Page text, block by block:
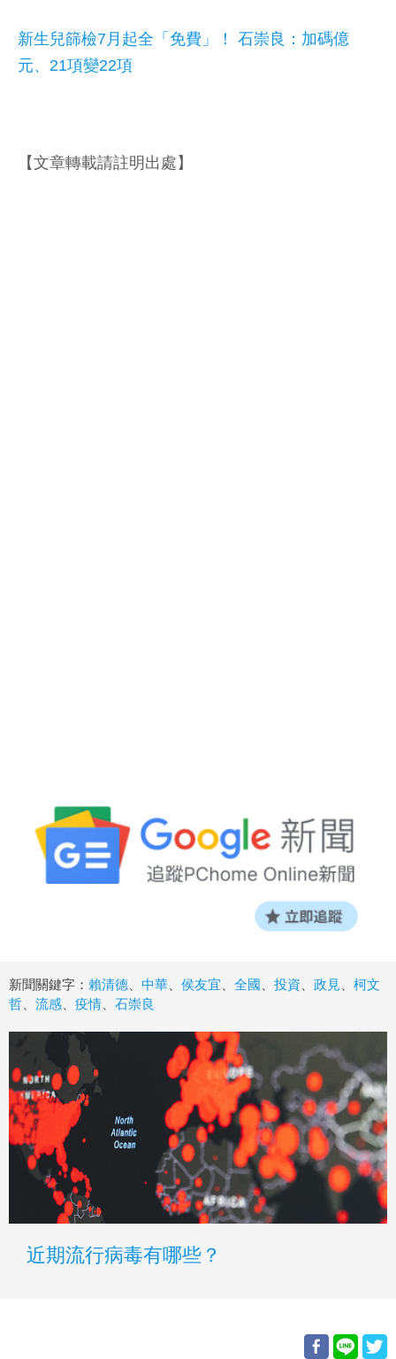
新生兒篩檢7月起全「免費」！ 石崇良：加碼億
元、21項變22項
【文章轉載請註明出處】
新聞關鍵字： 賴清德 中華 侯友宜 全國 投資 政見
柯文
哲
流感 疫情 石崇良
近期流行病毒有哪些？